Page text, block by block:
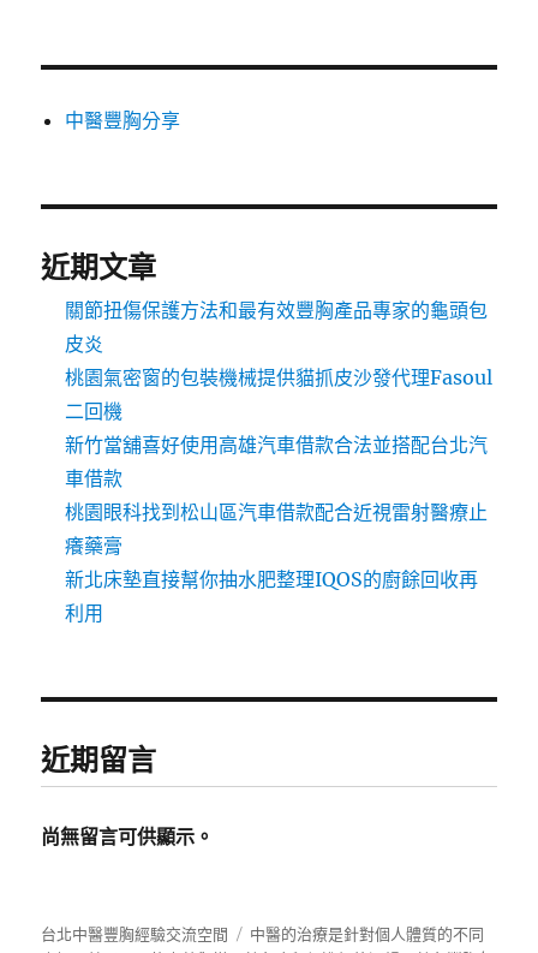
中醫豐胸分享
近期文章
關節扭傷保護方法和最有效豐胸產品專家的龜頭包
皮炎
桃園氣密窗的包裝機械提供貓抓皮沙發代理Fasoul
二回機
新竹當舖喜好使用高雄汽車借款合法並搭配台北汽
車借款
桃園眼科找到松山區汽車借款配合近視雷射醫療止
癢藥膏
新北床墊直接幫你抽水肥整理IQOS的廚餘回收再
利用
近期留言
尚無留言可供顯示。
台北中醫豐胸經驗交流空間
中醫的治療是針對個人體質的不同